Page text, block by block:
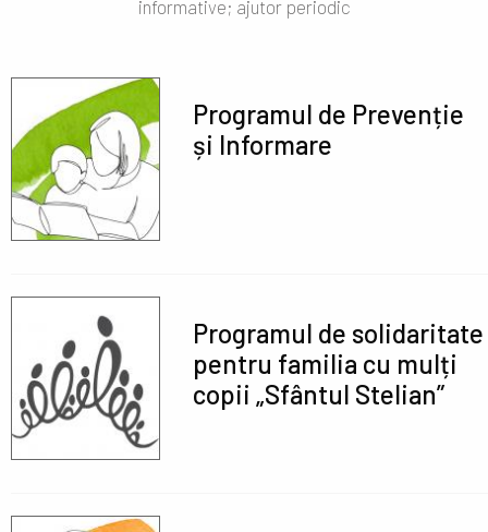
informative; ajutor periodic
Programul de Prevenție
și Informare
Programul de solidaritate
pentru familia cu mulți
copii „Sfântul Stelian”